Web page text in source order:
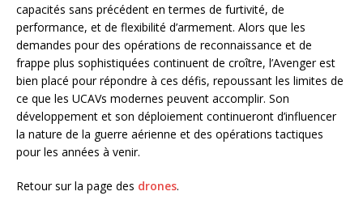
capacités sans précédent en termes de furtivité, de
performance, et de flexibilité d’armement. Alors que les
demandes pour des opérations de reconnaissance et de
frappe plus sophistiquées continuent de croître, l’Avenger est
bien placé pour répondre à ces défis, repoussant les limites de
ce que les UCAVs modernes peuvent accomplir. Son
développement et son déploiement continueront d’influencer
la nature de la guerre aérienne et des opérations tactiques
pour les années à venir.
Retour sur la page des drones.